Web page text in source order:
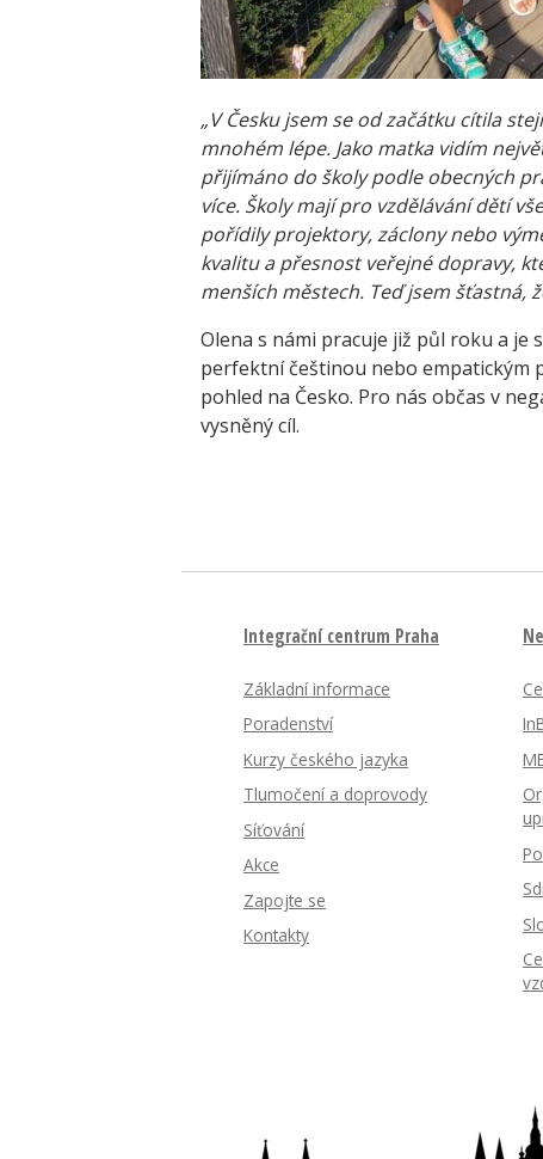
„V Česku jsem se od začátku cítila
mnohém lépe. Jako matka vidím
přijímáno do školy podle obecných
více. Školy mají pro vzdělávání dětí
pořídily projektory, záclony nebo
kvalitu a přesnost veřejné dopravy,
menších městech. Teď jsem šťastná,
Olena s námi pracuje již půl roku a je
perfektní češtinou nebo empatickým
pohled na Česko. Pro nás občas v
vysněný cíl.
Integrační centrum Praha
Základní informace
Poradenství
Kurzy českého jazyka
Tlumočení a doprovody
Síťování
Akce
Zapojte se
Kontakty